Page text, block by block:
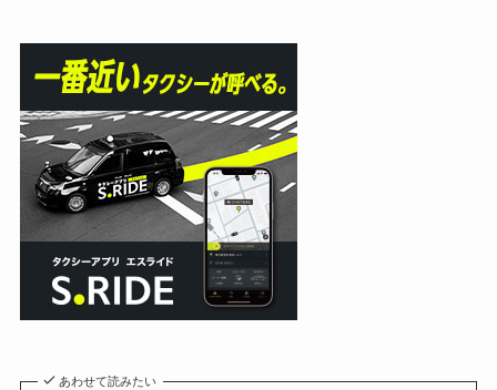
あわせて読みたい